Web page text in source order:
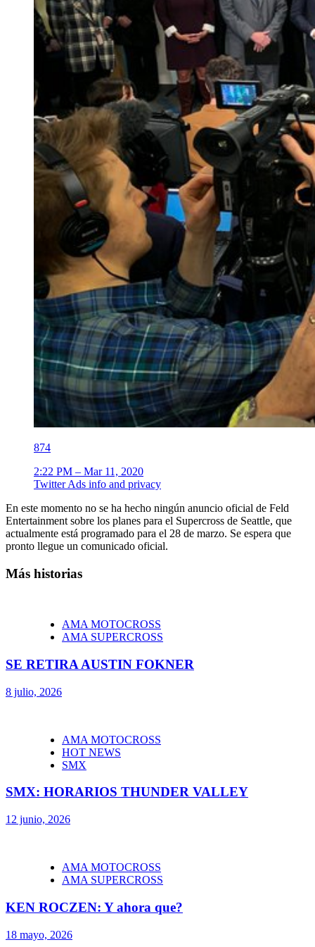
874
2:22 PM – Mar 11, 2020
Twitter Ads info and privacy
En este momento no se ha hecho ningún anuncio oficial de Feld
Entertainment sobre los planes para el Supercross de Seattle, que
actualmente está programado para el 28 de marzo. Se espera que
pronto llegue un comunicado oficial.
Más historias
AMA MOTOCROSS
AMA SUPERCROSS
SE RETIRA AUSTIN FOKNER
8 julio, 2026
AMA MOTOCROSS
HOT NEWS
SMX
SMX: HORARIOS THUNDER VALLEY
12 junio, 2026
AMA MOTOCROSS
AMA SUPERCROSS
KEN ROCZEN: Y ahora que?
18 mayo, 2026